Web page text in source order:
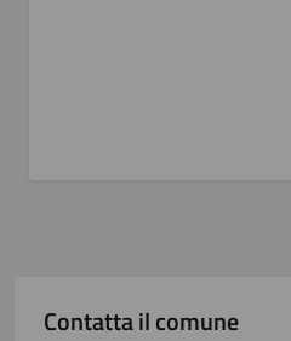
Contatta il comune